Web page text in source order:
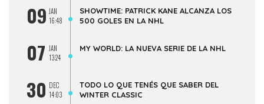
09 JAN
16:48
SHOWTIME: PATRICK KANE ALCANZA LOS
500 GOLES EN LA NHL
07 JAN
13:24
MY WORLD: LA NUEVA SERIE DE LA NHL
30 DEC
14:03
TODO LO QUE TENÉS QUE SABER DEL
WINTER CLASSIC